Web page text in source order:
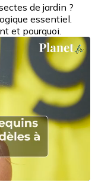
de jardin ?
essentiel.
et pourquoi.